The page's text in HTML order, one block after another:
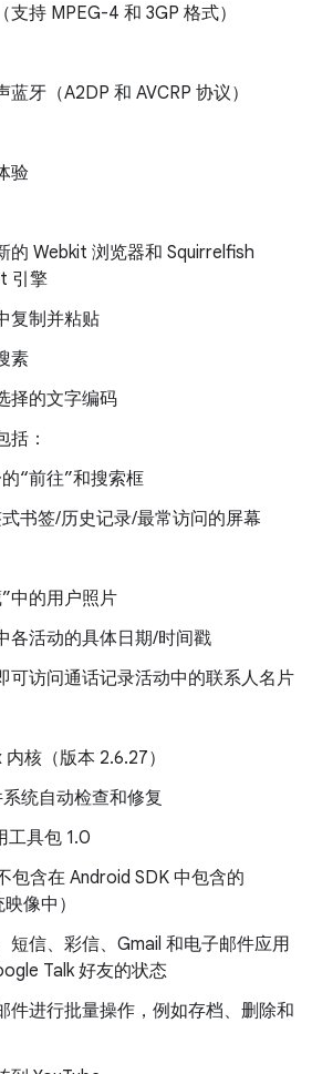
支持 MPEG-4 和 3GP 格式）
蓝牙（A2DP 和 AVCRP 协议）
验
的 Webkit 浏览器和 Squirrelfish
引擎
复制并粘贴
素
择的文字编码
括：
“前往”和搜索框
书签/历史记录/最常访问的屏幕
中的用户照片
各活动的具体日期/时间戳
可访问通话记录活动中的联系人名片
核（版本 2.6.27）
统自动检查和修复
工具包 1.0
包含在 Android SDK 中包含的
像中）
短信、彩信、Gmail 和电子邮件应用
Talk 好友的状态
件进行批量操作，例如存档、删除和